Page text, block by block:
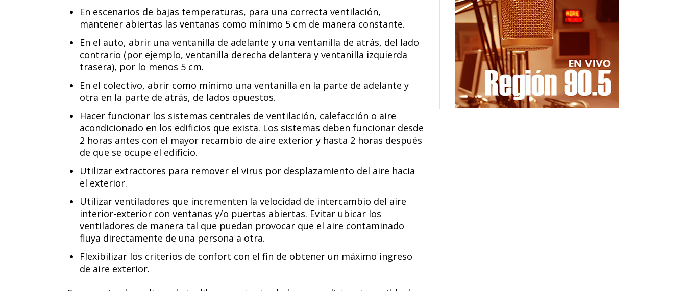
En escenarios de bajas temperaturas, para una correcta ventilación,
mantener abiertas las ventanas como mínimo 5 cm de manera constante.
En el auto, abrir una ventanilla de adelante y una ventanilla de atrás, del lado
contrario (por ejemplo, ventanilla derecha delantera y ventanilla izquierda
trasera), por lo menos 5 cm.
En el colectivo, abrir como mínimo una ventanilla en la parte de adelante y
otra en la parte de atrás, de lados opuestos.
Hacer funcionar los sistemas centrales de ventilación, calefacción o aire
acondicionado en los edificios que exista. Los sistemas deben funcionar desde
2 horas antes con el mayor recambio de aire exterior y hasta 2 horas después
de que se ocupe el edificio.
Utilizar extractores para remover el virus por desplazamiento del aire hacia
el exterior.
Utilizar ventiladores que incrementen la velocidad de intercambio del aire
interior-exterior con ventanas y/o puertas abiertas. Evitar ubicar los
ventiladores de manera tal que puedan provocar que el aire contaminado
fluya directamente de una persona a otra.
Flexibilizar los criterios de confort con el fin de obtener un máximo ingreso
de aire exterior.